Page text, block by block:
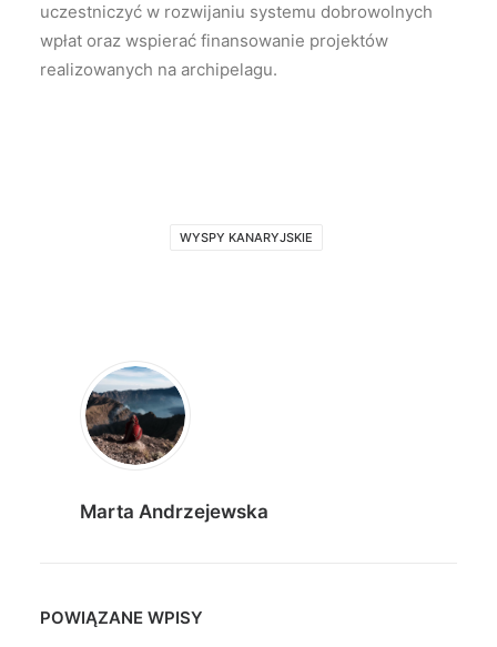
uczestniczyć w rozwijaniu systemu dobrowolnych
wpłat oraz wspierać finansowanie projektów
realizowanych na archipelagu.
WYSPY KANARYJSKIE
Marta Andrzejewska
POWIĄZANE WPISY